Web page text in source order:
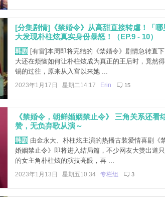
[分集剧情]《禁婚令》从高甜直接转虐！「
大发现朴柱炫真实身份暴怒！（EP.9 - 10）
韩剧 [有雷]本周即将完结的《禁婚令》剧情急转直
大还在烦恼如何让朴柱炫成为真正的王后时，竟然
锡的过往，原来从入宫以来她 ...
2023年1月17日 星期二14:17 Erin 15
《禁婚令，朝鲜婚姻禁止令》 三角关系还看
赞，无负弃歌从演～
韩剧 由金永大、朴柱炫主演的热播古装爱情喜剧《
婚姻禁止令》即将进入结局篇，不少网友大赞出道
的女主角朴柱炫的演技亮眼，再 ...
2023年1月13日 星期五10:34 专栏组 3